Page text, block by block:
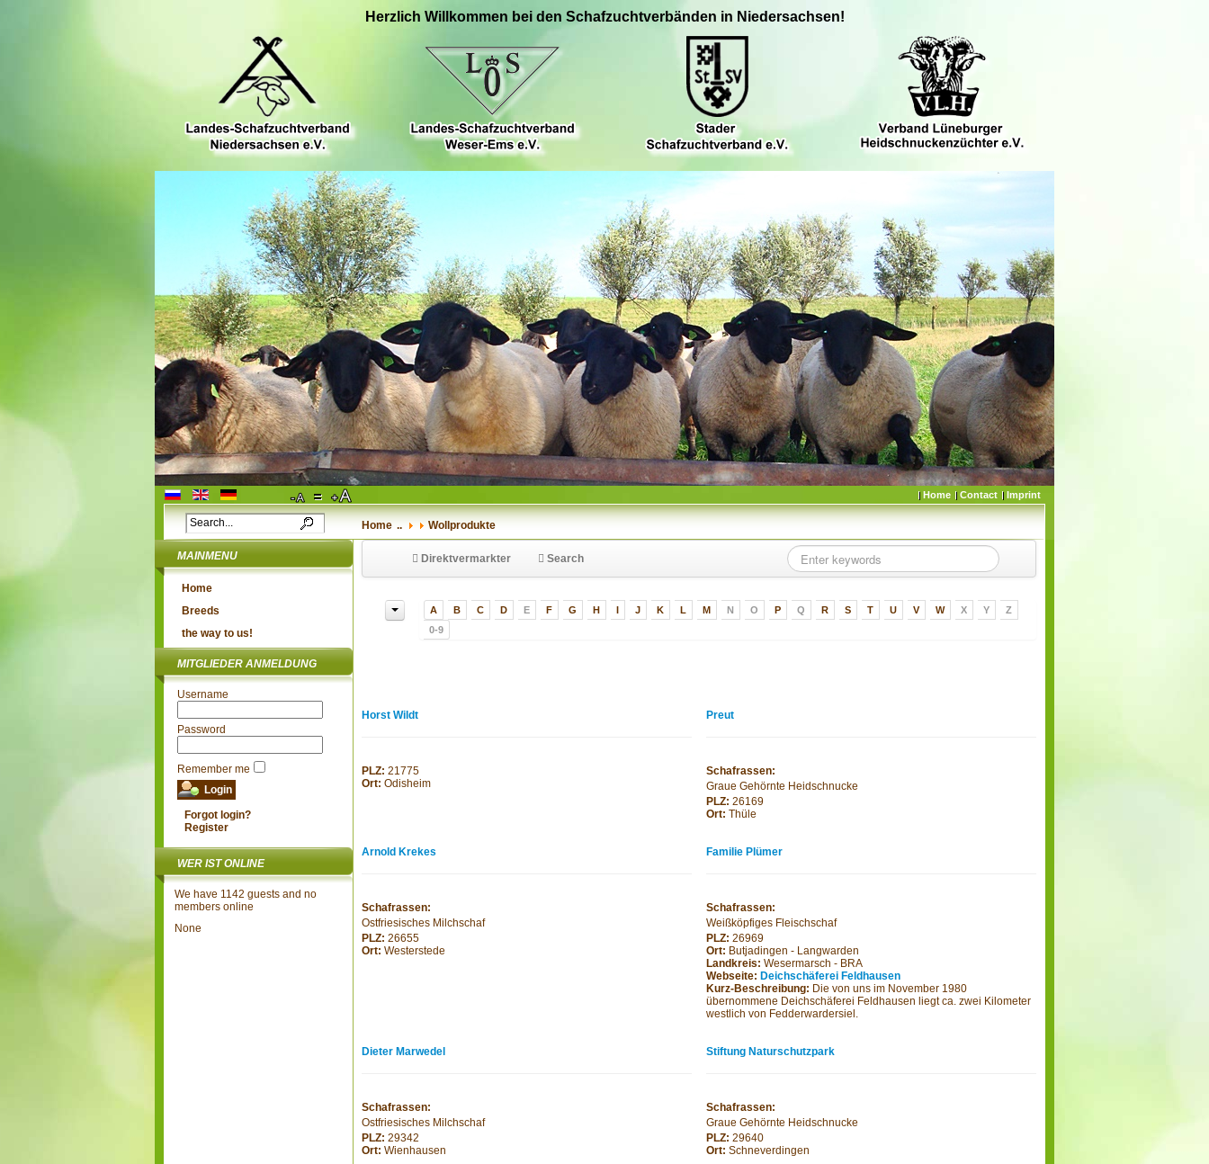
Herzlich Willkommen bei den Schafzuchtverbänden in Niedersachsen!
Imprint
Contact
Home
Home .. Wollprodukte
MAINMENU
Home
Breeds
the way to us!
MITGLIEDER ANMELDUNG
Username
Password
Remember me
Forgot login?
Register
WER IST ONLINE
We have 1142 guests and no
members online
None
Direktvermarkter Search
A B C D E F G H I J K L M N O P Q R S T U V W X Y
Z
0-9
Horst Wildt
PLZ: 21775
Ort: Odisheim
Preut
Schafrassen:
Graue Gehörnte Heidschnucke
PLZ: 26169
Ort: Thüle
Arnold Krekes
Schafrassen:
Ostfriesisches Milchschaf
PLZ: 26655
Ort: Westerstede
Familie Plümer
Schafrassen:
Weißköpfiges Fleischschaf
PLZ: 26969
Ort: Butjadingen - Langwarden
Landkreis: Wesermarsch - BRA
Webseite: Deichschäferei Feldhausen
Kurz-Beschreibung: Die von uns im November 1980
übernommene Deichschäferei Feldhausen liegt ca. zwei Kilometer
westlich von Fedderwardersiel.
Dieter Marwedel
Schafrassen:
Ostfriesisches Milchschaf
PLZ: 29342
Ort: Wienhausen
Stiftung Naturschutzpark
Schafrassen:
Graue Gehörnte Heidschnucke
PLZ: 29640
Ort: Schneverdingen